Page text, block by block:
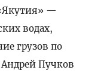
—
водах,
грузов по
Пучков